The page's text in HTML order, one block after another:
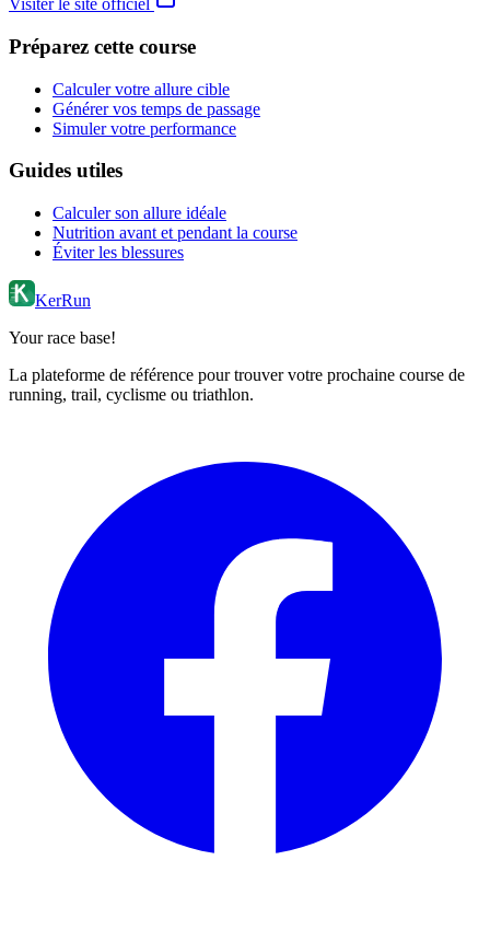
Visiter le site officiel
Préparez cette course
Calculer votre allure cible
Générer vos temps de passage
Simuler votre performance
Guides utiles
Calculer son allure idéale
Nutrition avant et pendant la course
Éviter les blessures
KerRun
Your race base!
La plateforme de référence pour trouver votre prochaine course de
running, trail, cyclisme ou triathlon.